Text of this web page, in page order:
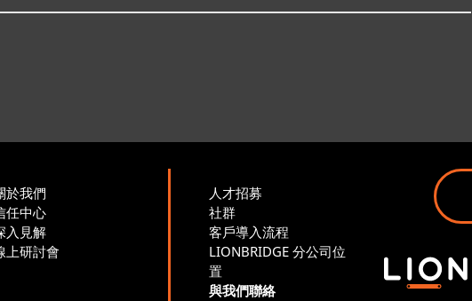
於我們
任中心
入見解
上研討會
人才招募
社群
客戶導入流程
LIONBRIDGE 分公司位
置
與我們聯絡